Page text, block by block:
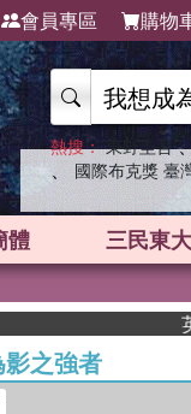
會員專區 購物
熱搜： 東野圭吾
、 國際布克獎 臺
體 三民東大
英國出版
之強者